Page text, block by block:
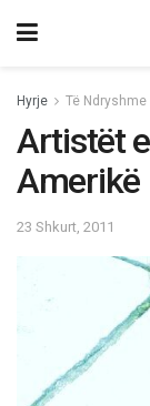
Hyrje Të Ndryshme
Artistët
Amerikë
23 Shkurt, 2011